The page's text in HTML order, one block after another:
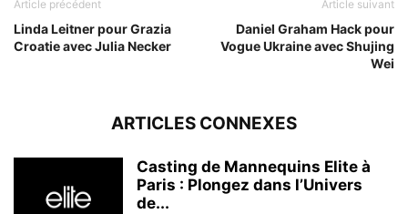
Article précédent
Linda Leitner pour Grazia
Croatie avec Julia Necker
Article suivant
Daniel Graham Hack pour
Vogue Ukraine avec Shujing
Wei
ARTICLES CONNEXES
Casting de Mannequins Elite à
Paris : Plongez dans l’Univers
de...